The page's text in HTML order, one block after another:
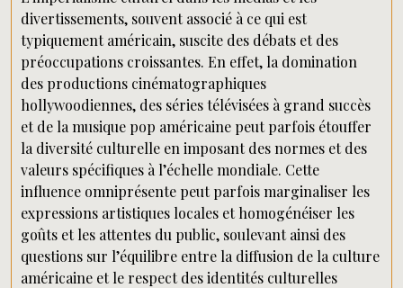
divertissements, souvent associé à ce qui est
typiquement américain, suscite des débats et des
préoccupations croissantes. En effet, la domination
des productions cinématographiques
hollywoodiennes, des séries télévisées à grand succès
et de la musique pop américaine peut parfois étouffer
la diversité culturelle en imposant des normes et des
valeurs spécifiques à l’échelle mondiale. Cette
influence omniprésente peut parfois marginaliser les
expressions artistiques locales et homogénéiser les
goûts et les attentes du public, soulevant ainsi des
questions sur l’équilibre entre la diffusion de la culture
américaine et le respect des identités culturelles